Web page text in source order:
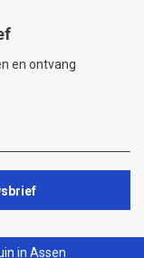
en ontvang
in Assen